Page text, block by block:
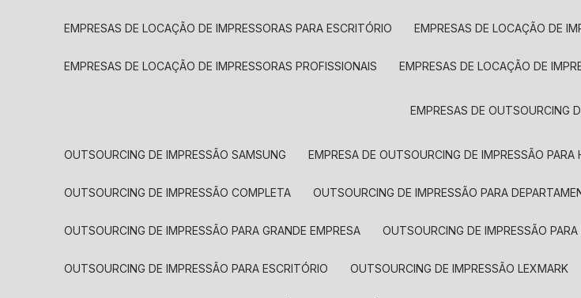
EMPRESAS DE LOCAÇÃO DE IMPRESSORAS PARA ESCRITÓRIO EMPRESAS DE LOCAÇÃO DE
EMPRESAS DE LOCAÇÃO DE IMPRESSORAS PROFISSIONAIS EMPRESAS DE LOCAÇÃO DE
EMPRESAS DE OUTSOURCING
OUTSOURCING DE IMPRESSÃO SAMSUNG EMPRESA DE OUTSOURCING DE IMPRESSÃO PARA
OUTSOURCING DE IMPRESSÃO COMPLETA OUTSOURCING DE IMPRESSÃO PARA
OUTSOURCING DE IMPRESSÃO PARA GRANDE EMPRESA OUTSOURCING DE IMPRESSÃO
OUTSOURCING DE IMPRESSÃO PARA ESCRITÓRIO OUTSOURCING DE IMPRESSÃO LEXMARK